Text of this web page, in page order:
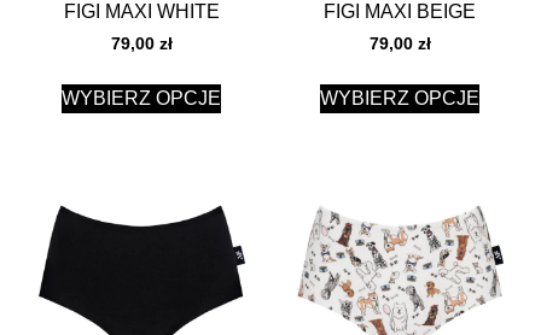
FIGI MAXI WHITE
79,00 zł
WYBIERZ OPCJE
FIGI MAXI BEIGE
79,00 zł
WYBIERZ OPCJE